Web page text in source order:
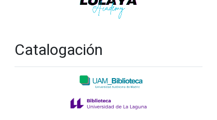
Catalogación